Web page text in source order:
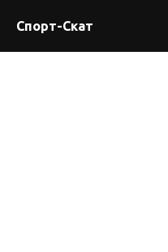
Спорт-Скат